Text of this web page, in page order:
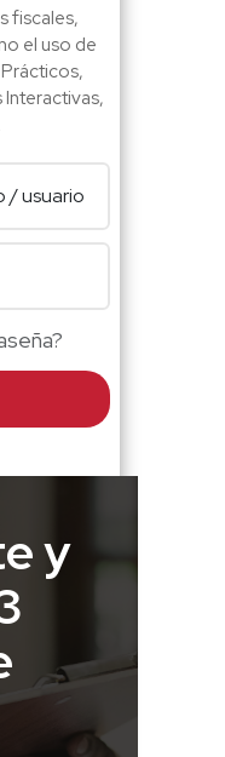
fiscales,
el uso de
Interactivas,
y